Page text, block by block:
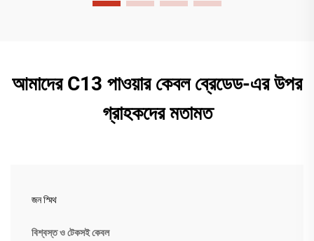
আমাদের C13 পাওয়ার কেবল ব্রেডেড-এর উপর
গ্রাহকদের মতামত
জন স্মিথ
বিশ্বস্ত ও টেকসই কেবল